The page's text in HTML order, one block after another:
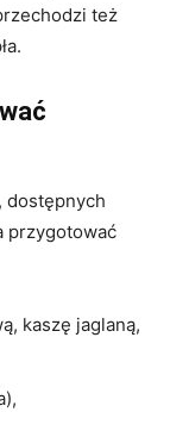
też
dostępnych
przygotować
kaszę jaglaną,